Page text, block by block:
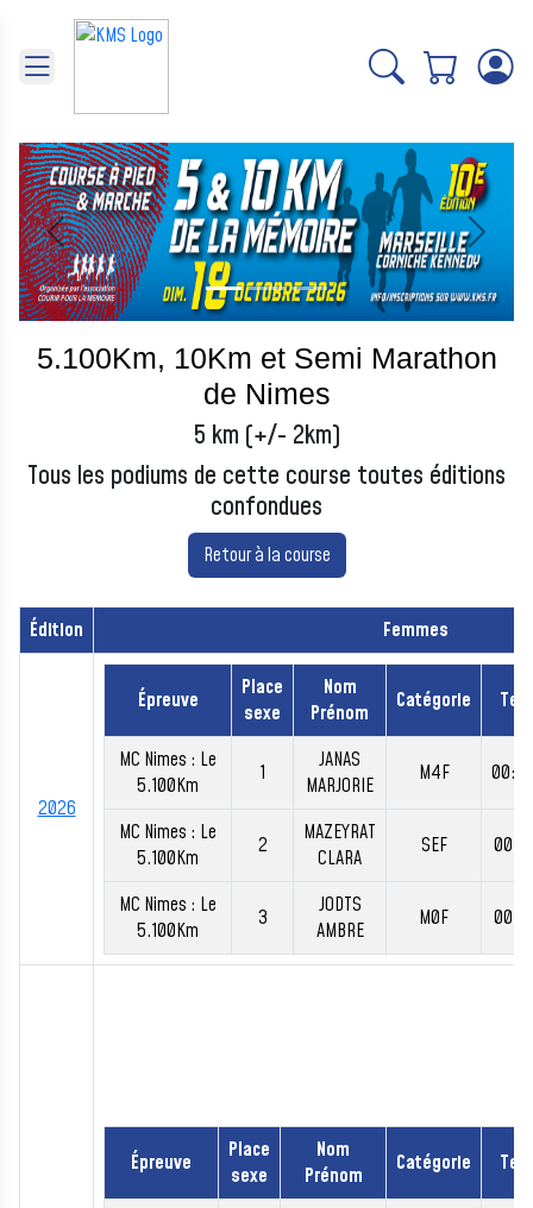
Précédent Suivant
5.100Km, 10Km et Semi Marathon
de Nimes
5 km (+/- 2km)
Tous les podiums de cette course toutes éditions
confondues
Retour à la course
Édition Femmes
2026
Épreuve
Place
sexe
Nom
Prénom
Catégorie
MC Nimes : Le
5.100Km
1
JANAS
MARJORIE
M4F
MC Nimes : Le
5.100Km
2
MAZEYRAT
CLARA
SEF
MC Nimes : Le
5.100Km
3
JODTS
AMBRE
M0F
Épreuve
Place
sexe
Nom
Prénom
Catégorie
Panneau de gestion des cookies